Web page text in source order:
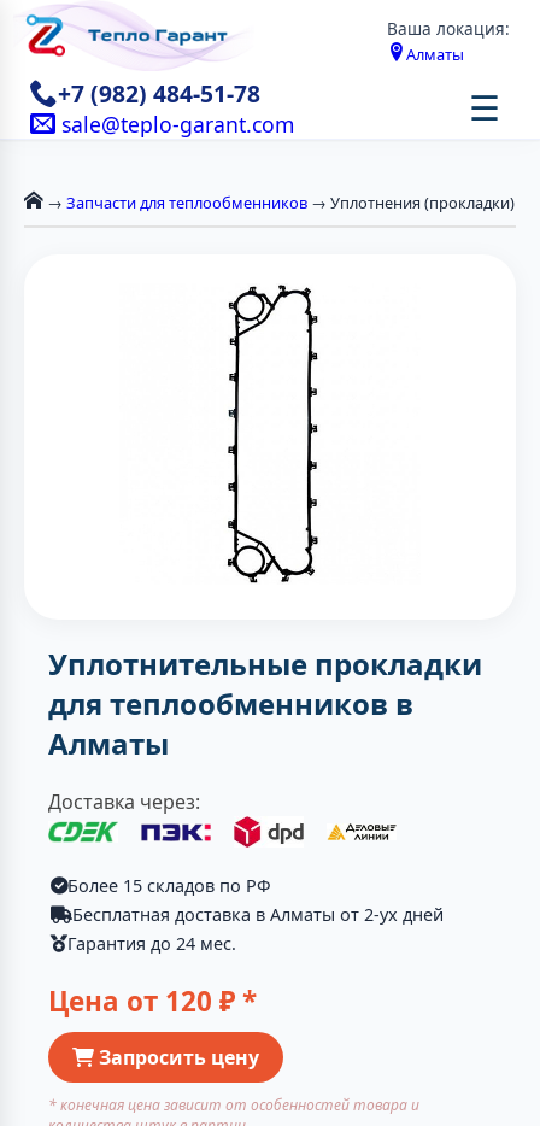
Ваша локация:
Алматы
+7 (982) 484-51-78
sale@teplo-garant.com ☰
→ Запчасти для теплообменников → Уплотнения (прокладки)
Уплотнительные прокладки
для теплообменников в
Алматы
Доставка через:
Более 15 складов по РФ
Бесплатная доставка в Алматы от 2-ух дней
Гарантия до 24 мес.
Цена от 120 ₽ *
Запросить цену
* конечная цена зависит от особенностей товара и